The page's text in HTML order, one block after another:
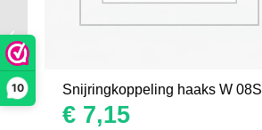
10 Snijringkoppeling haaks W 08S
€ 7,15
Instelbare knie koppeling EVW 06S